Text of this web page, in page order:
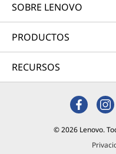
SOBRE LENOVO
PRODUCTOS
RECURSOS
© 2026 Lenovo.